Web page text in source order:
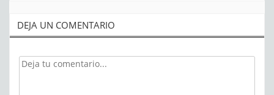
DEJA UN COMENTARIO